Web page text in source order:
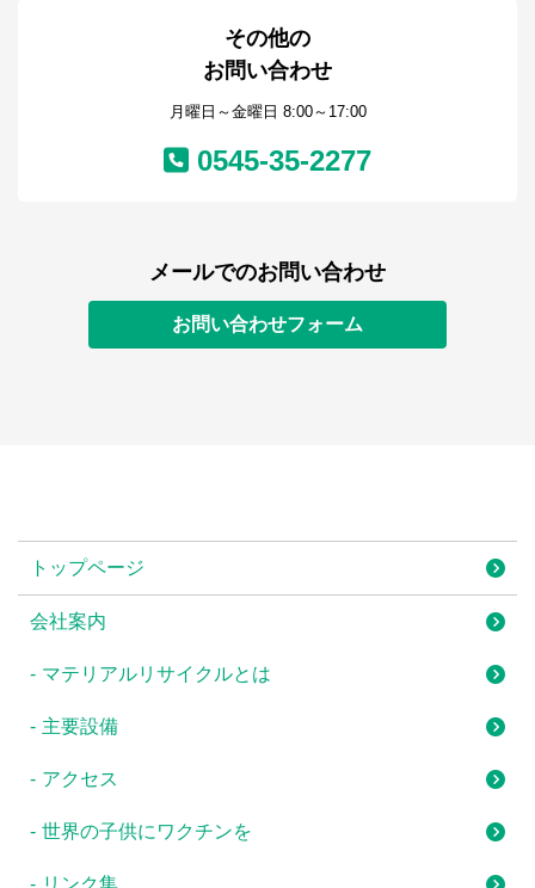
その他の
お問い合わせ
月曜日～金曜日 8:00～17:00
0545-35-2277
メールでのお問い合わせ
お問い合わせフォーム
トップページ
会社案内
マテリアルリサイクルとは
主要設備
アクセス
世界の子供にワクチンを
リンク集